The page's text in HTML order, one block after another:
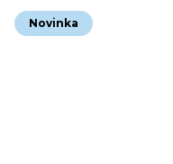
Novinka